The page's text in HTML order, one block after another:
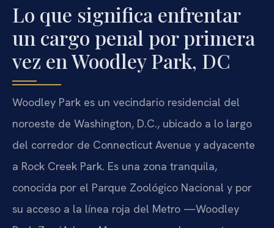
Lo que significa enfrentar
un cargo penal por primera
vez en Woodley Park, DC
Woodley Park es un vecindario residencial del
noroeste de Washington, D.C., ubicado a lo largo
del corredor de Connecticut Avenue y adyacente
a Rock Creek Park. Es una zona tranquila,
conocida por el Parque Zoológico Nacional y por
su acceso a la línea roja del Metro —Woodley